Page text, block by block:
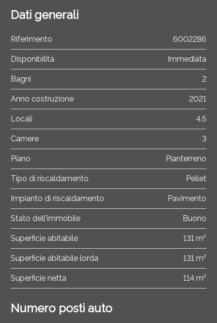
Dati generali
Riferimento 6002286
Disponibilità Immediata
Bagni 2
Anno costruzione 2021
Locali 4.5
Camere 3
Piano Pianterreno
Tipo di riscaldamento Pellet
Impianto di riscaldamento Pavimento
Stato dell'immobile Buono
Superficie abitabile 131 m²
Superficie abitabile lorda 131 m²
Superficie netta 114 m²
Numero posti auto